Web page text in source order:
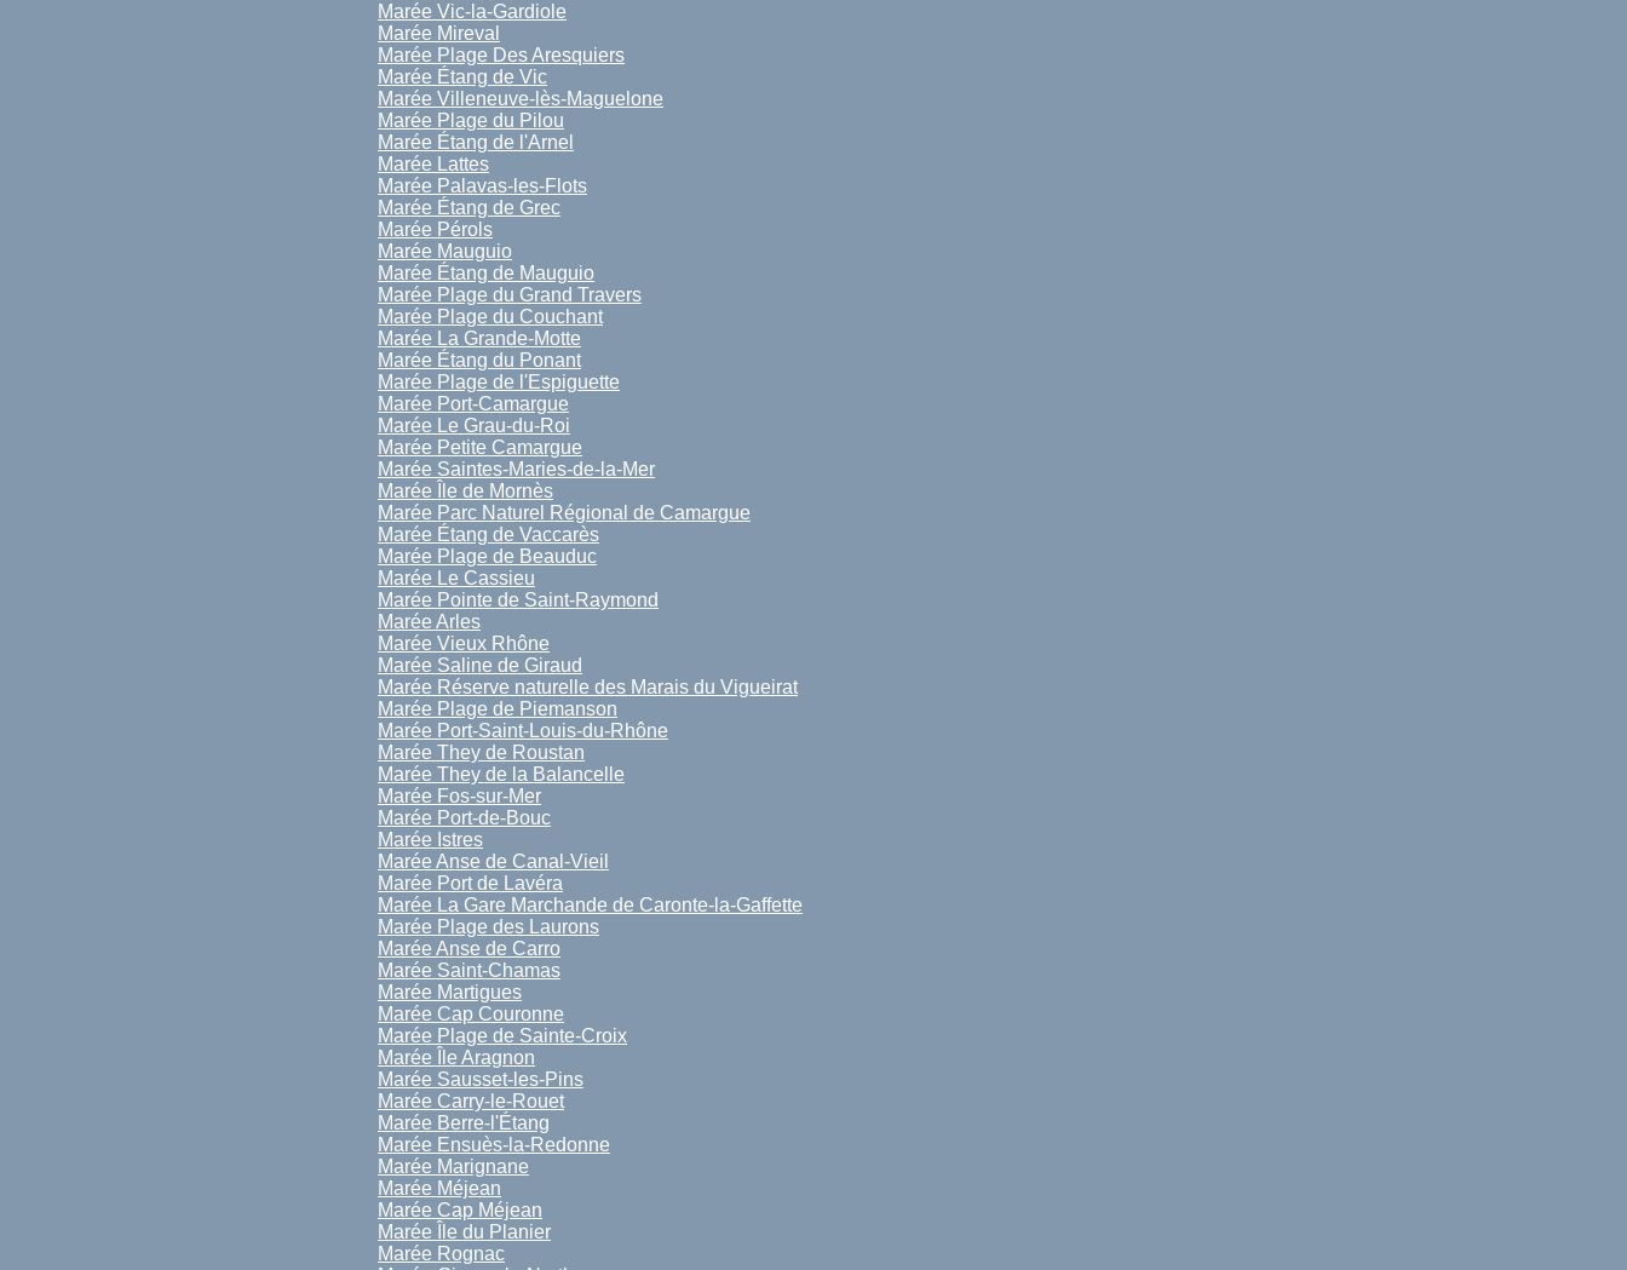
Marée Vic-la-Gardiole
Marée Mireval
Marée Plage Des Aresquiers
Marée Étang de Vic
Marée Villeneuve-lès-Maguelone
Marée Plage du Pilou
Marée Étang de l'Arnel
Marée Lattes
Marée Palavas-les-Flots
Marée Étang de Grec
Marée Pérols
Marée Mauguio
Marée Étang de Mauguio
Marée Plage du Grand Travers
Marée Plage du Couchant
Marée La Grande-Motte
Marée Étang du Ponant
Marée Plage de l'Espiguette
Marée Port-Camargue
Marée Le Grau-du-Roi
Marée Petite Camargue
Marée Saintes-Maries-de-la-Mer
Marée Île de Mornès
Marée Parc Naturel Régional de Camargue
Marée Étang de Vaccarès
Marée Plage de Beauduc
Marée Le Cassieu
Marée Pointe de Saint-Raymond
Marée Arles
Marée Vieux Rhône
Marée Saline de Giraud
Marée Réserve naturelle des Marais du Vigueirat
Marée Plage de Piemanson
Marée Port-Saint-Louis-du-Rhône
Marée They de Roustan
Marée They de la Balancelle
Marée Fos-sur-Mer
Marée Port-de-Bouc
Marée Istres
Marée Anse de Canal-Vieil
Marée Port de Lavéra
Marée La Gare Marchande de Caronte-la-Gaffette
Marée Plage des Laurons
Marée Anse de Carro
Marée Saint-Chamas
Marée Martigues
Marée Cap Couronne
Marée Plage de Sainte-Croix
Marée Île Aragnon
Marée Sausset-les-Pins
Marée Carry-le-Rouet
Marée Berre-l'Étang
Marée Ensuès-la-Redonne
Marée Marignane
Marée Méjean
Marée Cap Méjean
Marée Île du Planier
Marée Rognac